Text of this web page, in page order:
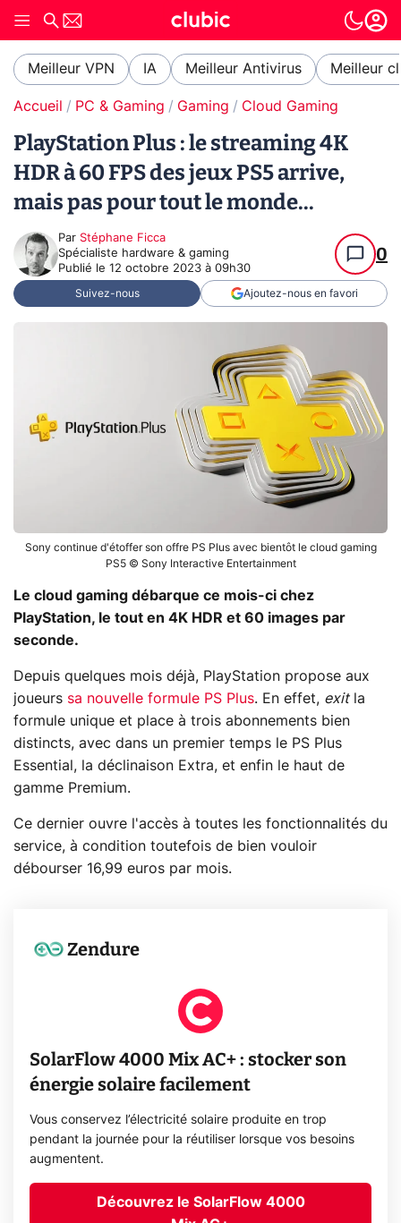
Meilleur VPN IA Meilleur Antivirus Meilleur
Accueil PC & Gaming Gaming Cloud Gaming
PlayStation Plus : le streaming 4K
HDR à 60 FPS des jeux PS5 arrive,
mais pas pour tout le monde...
Par Stéphane Ficca
Spécialiste hardware & gaming
Publié le 12 octobre 2023 à 09h30
0
Suivez-nous Ajoutez-nous en favori
Sony continue d'étoffer son offre PS Plus avec bientôt le cloud gaming
PS5 © Sony Interactive Entertainment
Le cloud gaming débarque ce mois-ci chez
PlayStation, le tout en 4K HDR et 60 images par
seconde.
Depuis quelques mois déjà, PlayStation propose aux
joueurs sa nouvelle formule PS Plus. En effet, exitla
formule unique et place à trois abonnements bien
distincts, avec dans un premier temps le PS Plus
Essential, la déclinaison Extra, et enfin le haut de
gamme Premium.
Ce dernier ouvre l'accès à toutes les fonctionnalités du
service, à condition toutefois de bien vouloir
débourser 16,99 euros par mois.
Zendure
SolarFlow 4000 Mix AC+ : stocker son
énergie solaire facilement
Vous conservez l’électricité solaire produite en trop
pendant la journée pour la réutiliser lorsque vos besoins
augmentent.
Découvrez le SolarFlow 4000